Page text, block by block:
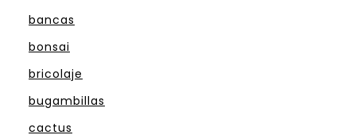
bancas
bonsai
bricolaje
bugambillas
cactus